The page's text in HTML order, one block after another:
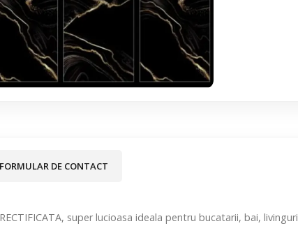
FORMULAR DE CONTACT
super lucioasa ideala pentru bucatarii, bai, livinguri